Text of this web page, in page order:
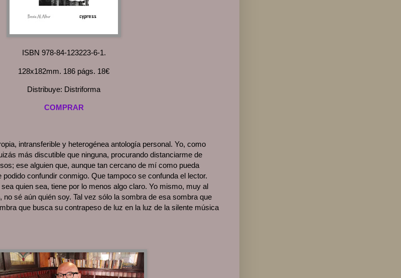
ISBN 978-84-123223-6-1.
128x182mm. 186 págs. 18€
Distribuye: Distriforma
COMPRAR
intransferible y heterogénea antología personal. Yo, como
más discutible que ninguna, procurando distanciarme de
ese alguien que, aunque tan cercano de mí como pueda
confundir conmigo. Que tampoco se confunda el lector.
quien sea, tiene por lo menos algo claro. Yo mismo, muy al
no sé aún quién soy. Tal vez sólo la sombra de esa sombra que
que busca su contrapeso de luz en la luz de la silente música